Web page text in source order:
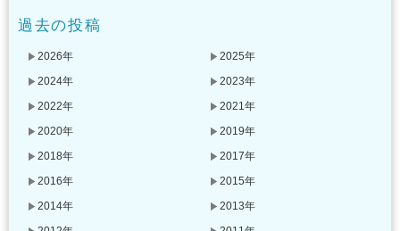
過去の投稿
2026年
2025年
2024年
2023年
2022年
2021年
2020年
2019年
2018年
2017年
2016年
2015年
2014年
2013年